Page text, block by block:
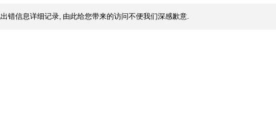
错信息详细记录, 由此给您带来的访问不便我们深感歉意.